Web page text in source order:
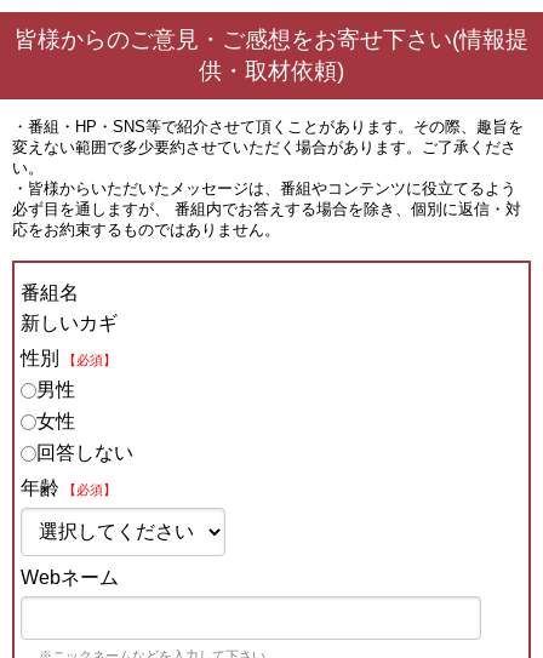
皆様からのご意見・ご感想をお寄せ下さい(情報提
供・取材依頼)
・番組・HP・SNS等で紹介させて頂くことがあります。その際、趣旨を
変えない範囲で多少要約させていただく場合があります。ご了承くださ
い。
・皆様からいただいたメッセージは、番組やコンテンツに役立てるよう
必ず目を通しますが、 番組内でお答えする場合を除き、個別に返信・対
応をお約束するものではありません。
番組名
新しいカギ
性別
【必須】
男性
女性
回答しない
年齢
【必須】
Webネーム